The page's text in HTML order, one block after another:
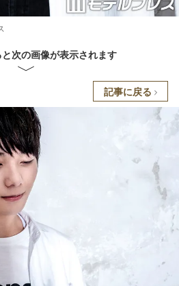
次の画像が表示されます
記事に戻る